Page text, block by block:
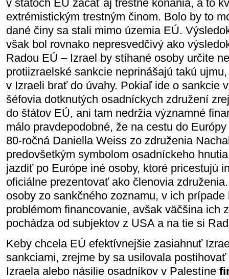
v štátoch EÚ začať aj trestné konania, a to
extrémistickým trestným činom. Bolo by to
dané činy sa stali mimo územia EÚ.
však bol rovnako nepresvedčivý ako
Radou EÚ – Izrael by stíhané osoby určite
protiizraelské sankcie neprinášajú takú
v Izraeli brať do úvahy. Pokiaľ ide o sankcie
šéfovia dotknutých osadníckych združení
do štátov EÚ, ani tam nedržia významné
málo pravdepodobné, že na cestu do
80-ročná Daniella Weiss zo združenia
predovšetkým symbolom osadníckeho
jazdiť po Európe iné osoby, ktoré pricestujú
oficiálne prezentovať ako členovia
osoby zo sankčného zoznamu, v ich
problémom financovanie, avšak väčšina ich
pochádza od subjektov z USA a na tie si
Keby chcela EÚ efektívnejšie zasiahnuť
sankciami, zrejme by sa usilovala
Izraela alebo násilie osadníkov v Palestíne